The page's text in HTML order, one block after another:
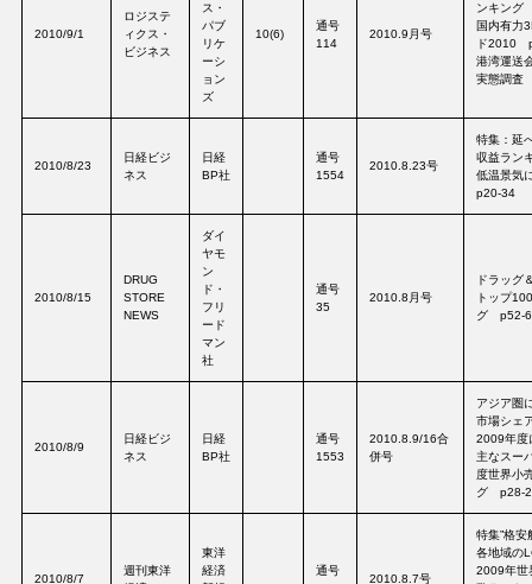
2010/9/1
ロジステ
ィクス・
ビジネス
ス・
パブ
リケ
ーシ
ョン
ズ
10(6)
通号
114
2010.9月号
ンキン
国内有力
ド2010
港湾運送
実態調
2010/8/23
日経ビジ
ネス
日経
BP社
通号
1554
2010.8.23号
特集：延
収益ラン
低温景気
p20-34
2010/8/15
DRUG
STORE
NEWS
ダイ
ヤモ
ン
ド・
フリ
ード
マン
社
通号
35
2010.8月号
ドラッグ
トップ
グ p52-
2010/8/9
日経ビジ
ネス
日経
BP社
通号
1553
2010.8.9/16合
併号
アジア圏
市場シェ
2009年度
主なスー
度世界小
グ p28-
2010/8/7
週刊東洋
東洋
経済
通号
2010.8.7号
特集”格安
各地域の
2009年世